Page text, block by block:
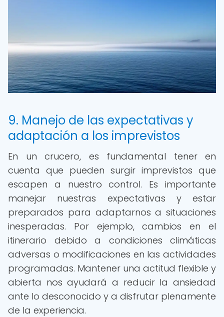
9. Manejo de las expectativas y
adaptación a los imprevistos
En un crucero, es fundamental tener en
cuenta que pueden surgir imprevistos que
escapen a nuestro control. Es importante
manejar nuestras expectativas y estar
preparados para adaptarnos a situaciones
inesperadas. Por ejemplo, cambios en el
itinerario debido a condiciones climáticas
adversas o modificaciones en las actividades
programadas. Mantener una actitud flexible y
abierta nos ayudará a reducir la ansiedad
ante lo desconocido y a disfrutar plenamente
de la experiencia.